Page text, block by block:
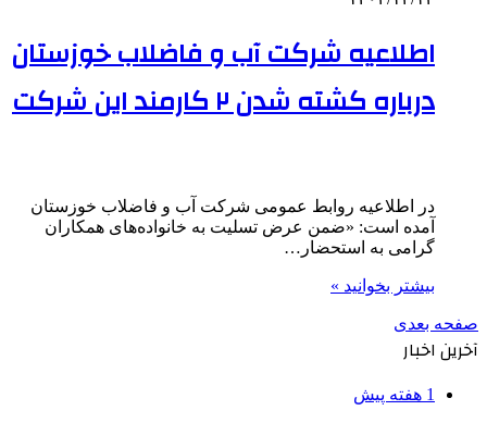
اطلاعیه شرکت آب و فاضلاب خوزستان
درباره کشته شدن ۲ کارمند این شرکت
در اطلاعیه روابط عمومی شرکت آب و فاضلاب خوزستان
آمده است: «ضمن عرض تسلیت به خانواده‌های همکاران
گرامی به استحضار…
بیشتر بخوانید »
صفحه بعدی
آخرین اخبار
1 هفته پیش